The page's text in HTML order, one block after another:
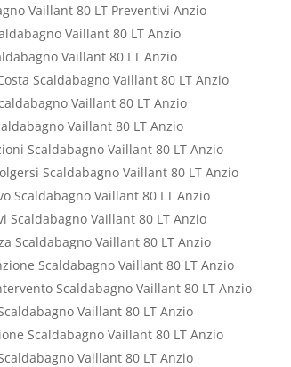
Vaillant 80 LT Preventivi Anzio
Vaillant 80 LT Anzio
Vaillant 80 LT Anzio
Scaldabagno Vaillant 80 LT Anzio
Vaillant 80 LT Anzio
Vaillant 80 LT Anzio
Scaldabagno Vaillant 80 LT Anzio
Scaldabagno Vaillant 80 LT Anzio
Scaldabagno Vaillant 80 LT Anzio
Scaldabagno Vaillant 80 LT Anzio
Scaldabagno Vaillant 80 LT Anzio
Scaldabagno Vaillant 80 LT Anzio
Scaldabagno Vaillant 80 LT Anzio
Vaillant 80 LT Anzio
Scaldabagno Vaillant 80 LT Anzio
Vaillant 80 LT Anzio